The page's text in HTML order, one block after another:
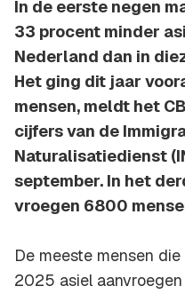
In de eerste negen
33 procent minder
Nederland dan in
Het ging dit jaar
mensen, meldt het
cijfers van de
Naturalisatiedienst
september. In het
vroegen 6800
De meeste mensen
2025 asiel